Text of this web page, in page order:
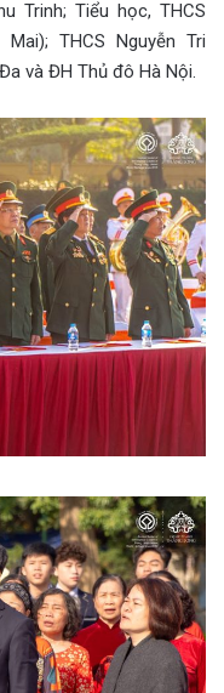
Trinh; Tiểu học, THCS
THCS Nguyễn Tri
và ĐH Thủ đô Hà Nội.